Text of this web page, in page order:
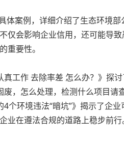
体案例，详细介绍了生态环境部
仅会影响企业信用，还可能导
重要性。
工作 去除率差 怎么办？》探
，怎么处理，检测什么项目请
环境违法“暗坑”》揭示了企业
在遵法合规的道路上稳步前行